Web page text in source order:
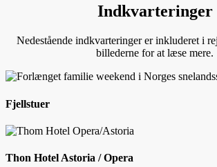
Indkvarteringer
Nedestående indkvarteringer er inkluderet i
billederne for at læse mere.
Fjellstuer
Thon Hotel Astoria / Opera